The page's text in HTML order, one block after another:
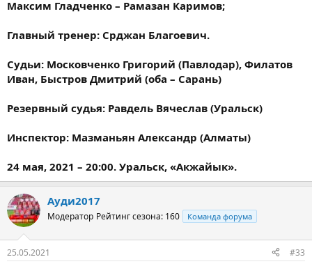
Максим Гладченко – Рамазан Каримов;
Главный тренер: Срджан Благоевич.
Судьи: Московченко Григорий (Павлодар), Филатов
Иван, Быстров Дмитрий (оба – Сарань)
Резервный судья: Равдель Вячеслав (Уральск)
Инспектор: Мазманьян Александр (Алматы)
24 мая, 2021 – 20:00. Уральск, «Акжайык».
Ауди2017
Модератор Рейтинг сезона: 160 Команда форума
25.05.2021 #33